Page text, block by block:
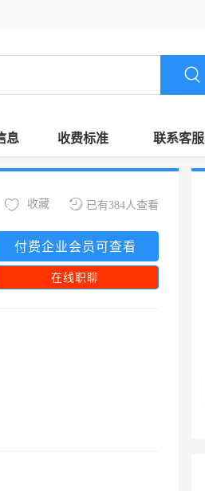
息 收费标准 联系客服
已有384人查看
收藏
付费企业会员可查看
在线职聊